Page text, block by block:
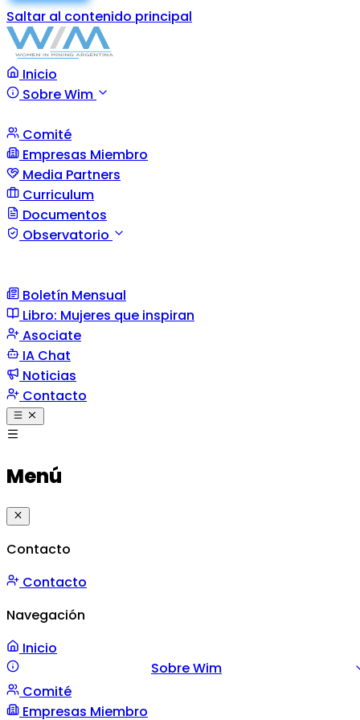
Saltar al contenido principal
Inicio
Sobre Wim
Comité
Empresas Miembro
Media Partners
Curriculum
Documentos
Observatorio
Boletín Mensual
Libro: Mujeres que inspiran
Asociate
IA Chat
Noticias
Contacto
Menú
Contacto
Contacto
Navegación
Inicio
Sobre Wim
Misión y Valores
Comité
Empresas Miembro